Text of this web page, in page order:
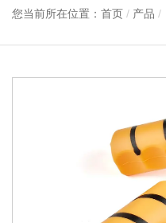
您当前所在位置：首页 / 产品 /